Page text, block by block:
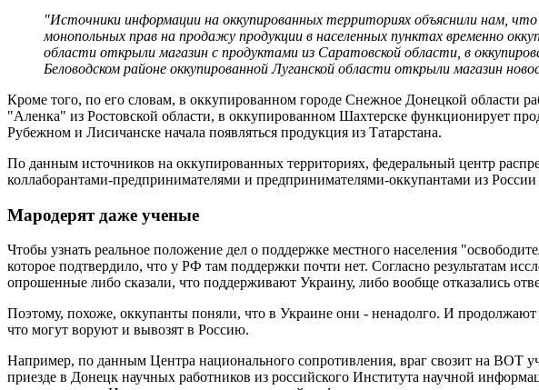
"Источники информации на оккупированных территориях объяснили нам,
монопольных прав на продажу продукции в населенных пунктах временно
области открыли магазин с продуктами из Саратовской области, в
Беловодском районе оккупированной Луганской области открыли магазин
Кроме того, по его словам, в оккупированном городе Снежное Донецкой области
"Аленка" из Ростовской области, в оккупированном Шахтерске функционирует
Рубежном и Лисичанске начала появляться продукция из Татарстана.
По данным источников на оккупированных территориях, федеральный центр
коллаборантами-предпринимателями и предпринимателями-оккупантами из
Мародерят даже ученые
Чтобы узнать реальное положение дел о поддержке местного населения
которое подтвердило, что у РФ там поддержки почти нет. Согласно результатам
опрошенные либо сказали, что поддерживают Украину, либо вообще отказались
Поэтому, похоже, оккупанты поняли, что в Украине они - ненадолго. И
что могут воруют и вывозят в Россию.
Например, по данным Центра национального сопротивления, враг свозит на ВОТ
приезде в Донецк научных работников из российского Института научной